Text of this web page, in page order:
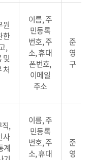
원
한
,
및
처
이름, 주
민등록
번호, 주
소, 휴대
폰번호,
이메일
주소
준
영
구
,
사
계
이름, 주
민등록
번호, 주
소, 휴대
준
영